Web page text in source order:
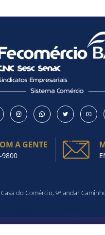
A GENTE
9800
do Comércio, 9º andar